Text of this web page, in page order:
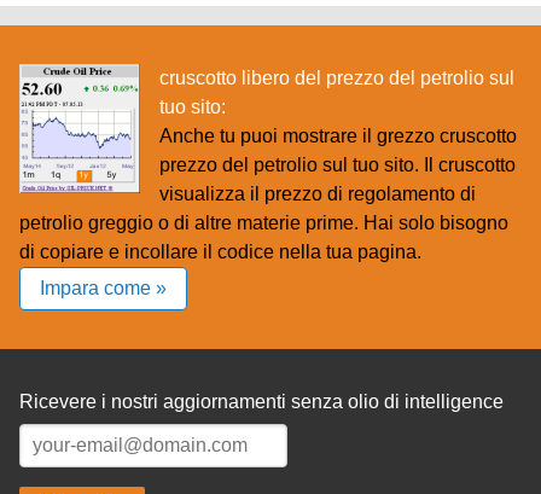
cruscotto libero del prezzo del petrolio sul
tuo sito:
Anche tu puoi mostrare il grezzo cruscotto
prezzo del petrolio sul tuo sito. Il cruscotto
visualizza il prezzo di regolamento di
petrolio greggio o di altre materie prime. Hai solo bisogno
di copiare e incollare il codice nella tua pagina.
Impara come »
Ricevere i nostri aggiornamenti senza olio di intelligence